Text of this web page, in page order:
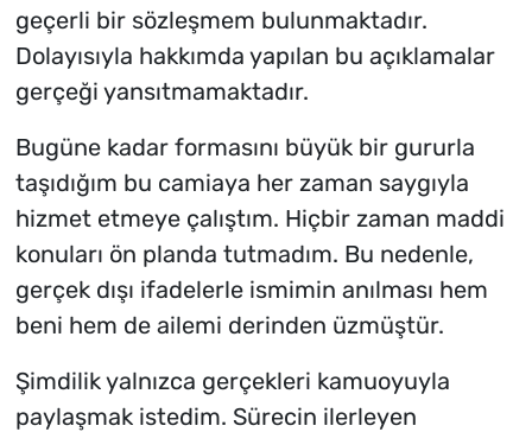
geçerli bir sözleşmem bulunmaktadır.
Dolayısıyla hakkımda yapılan bu açıklamalar
gerçeği yansıtmamaktadır.
Bugüne kadar formasını büyük bir gururla
taşıdığım bu camiaya her zaman saygıyla
hizmet etmeye çalıştım. Hiçbir zaman maddi
konuları ön planda tutmadım. Bu nedenle,
gerçek dışı ifadelerle ismimin anılması hem
beni hem de ailemi derinden üzmüştür.
Şimdilik yalnızca gerçekleri kamuoyuyla
paylaşmak istedim. Sürecin ilerleyen